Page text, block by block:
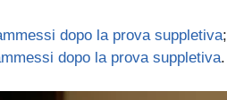
dopo la prova suppletiva;
dopo la prova suppletiva.